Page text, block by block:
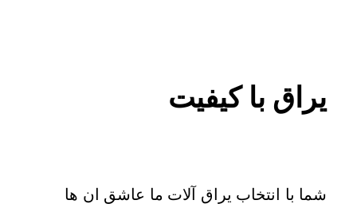
یراق با کیفیت
شما با انتخاب یراق آلات ما عاشق ان ها